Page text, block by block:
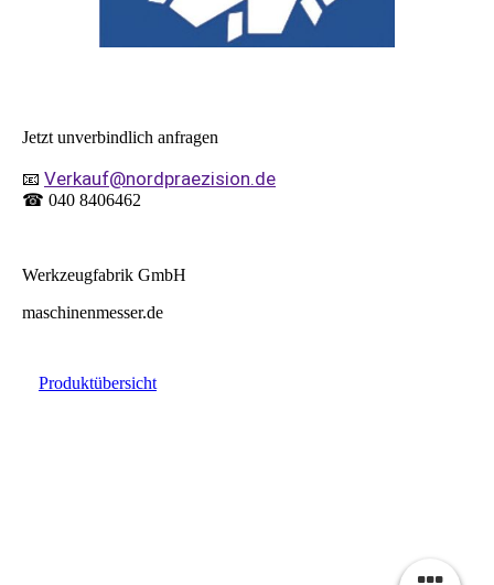
Jetzt unverbindlich anfragen
📧 Verkauf@nordpraezision.de
☎ 040 8406462
Werkzeugfabrik GmbH
maschinenmesser.de
Produktübersicht